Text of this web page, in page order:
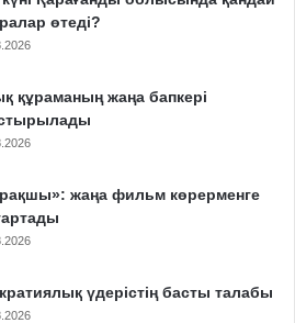
өтеді?
құраманың жаңа бапкері
жаңа фильм көрерменге
үдерістің басты талабы